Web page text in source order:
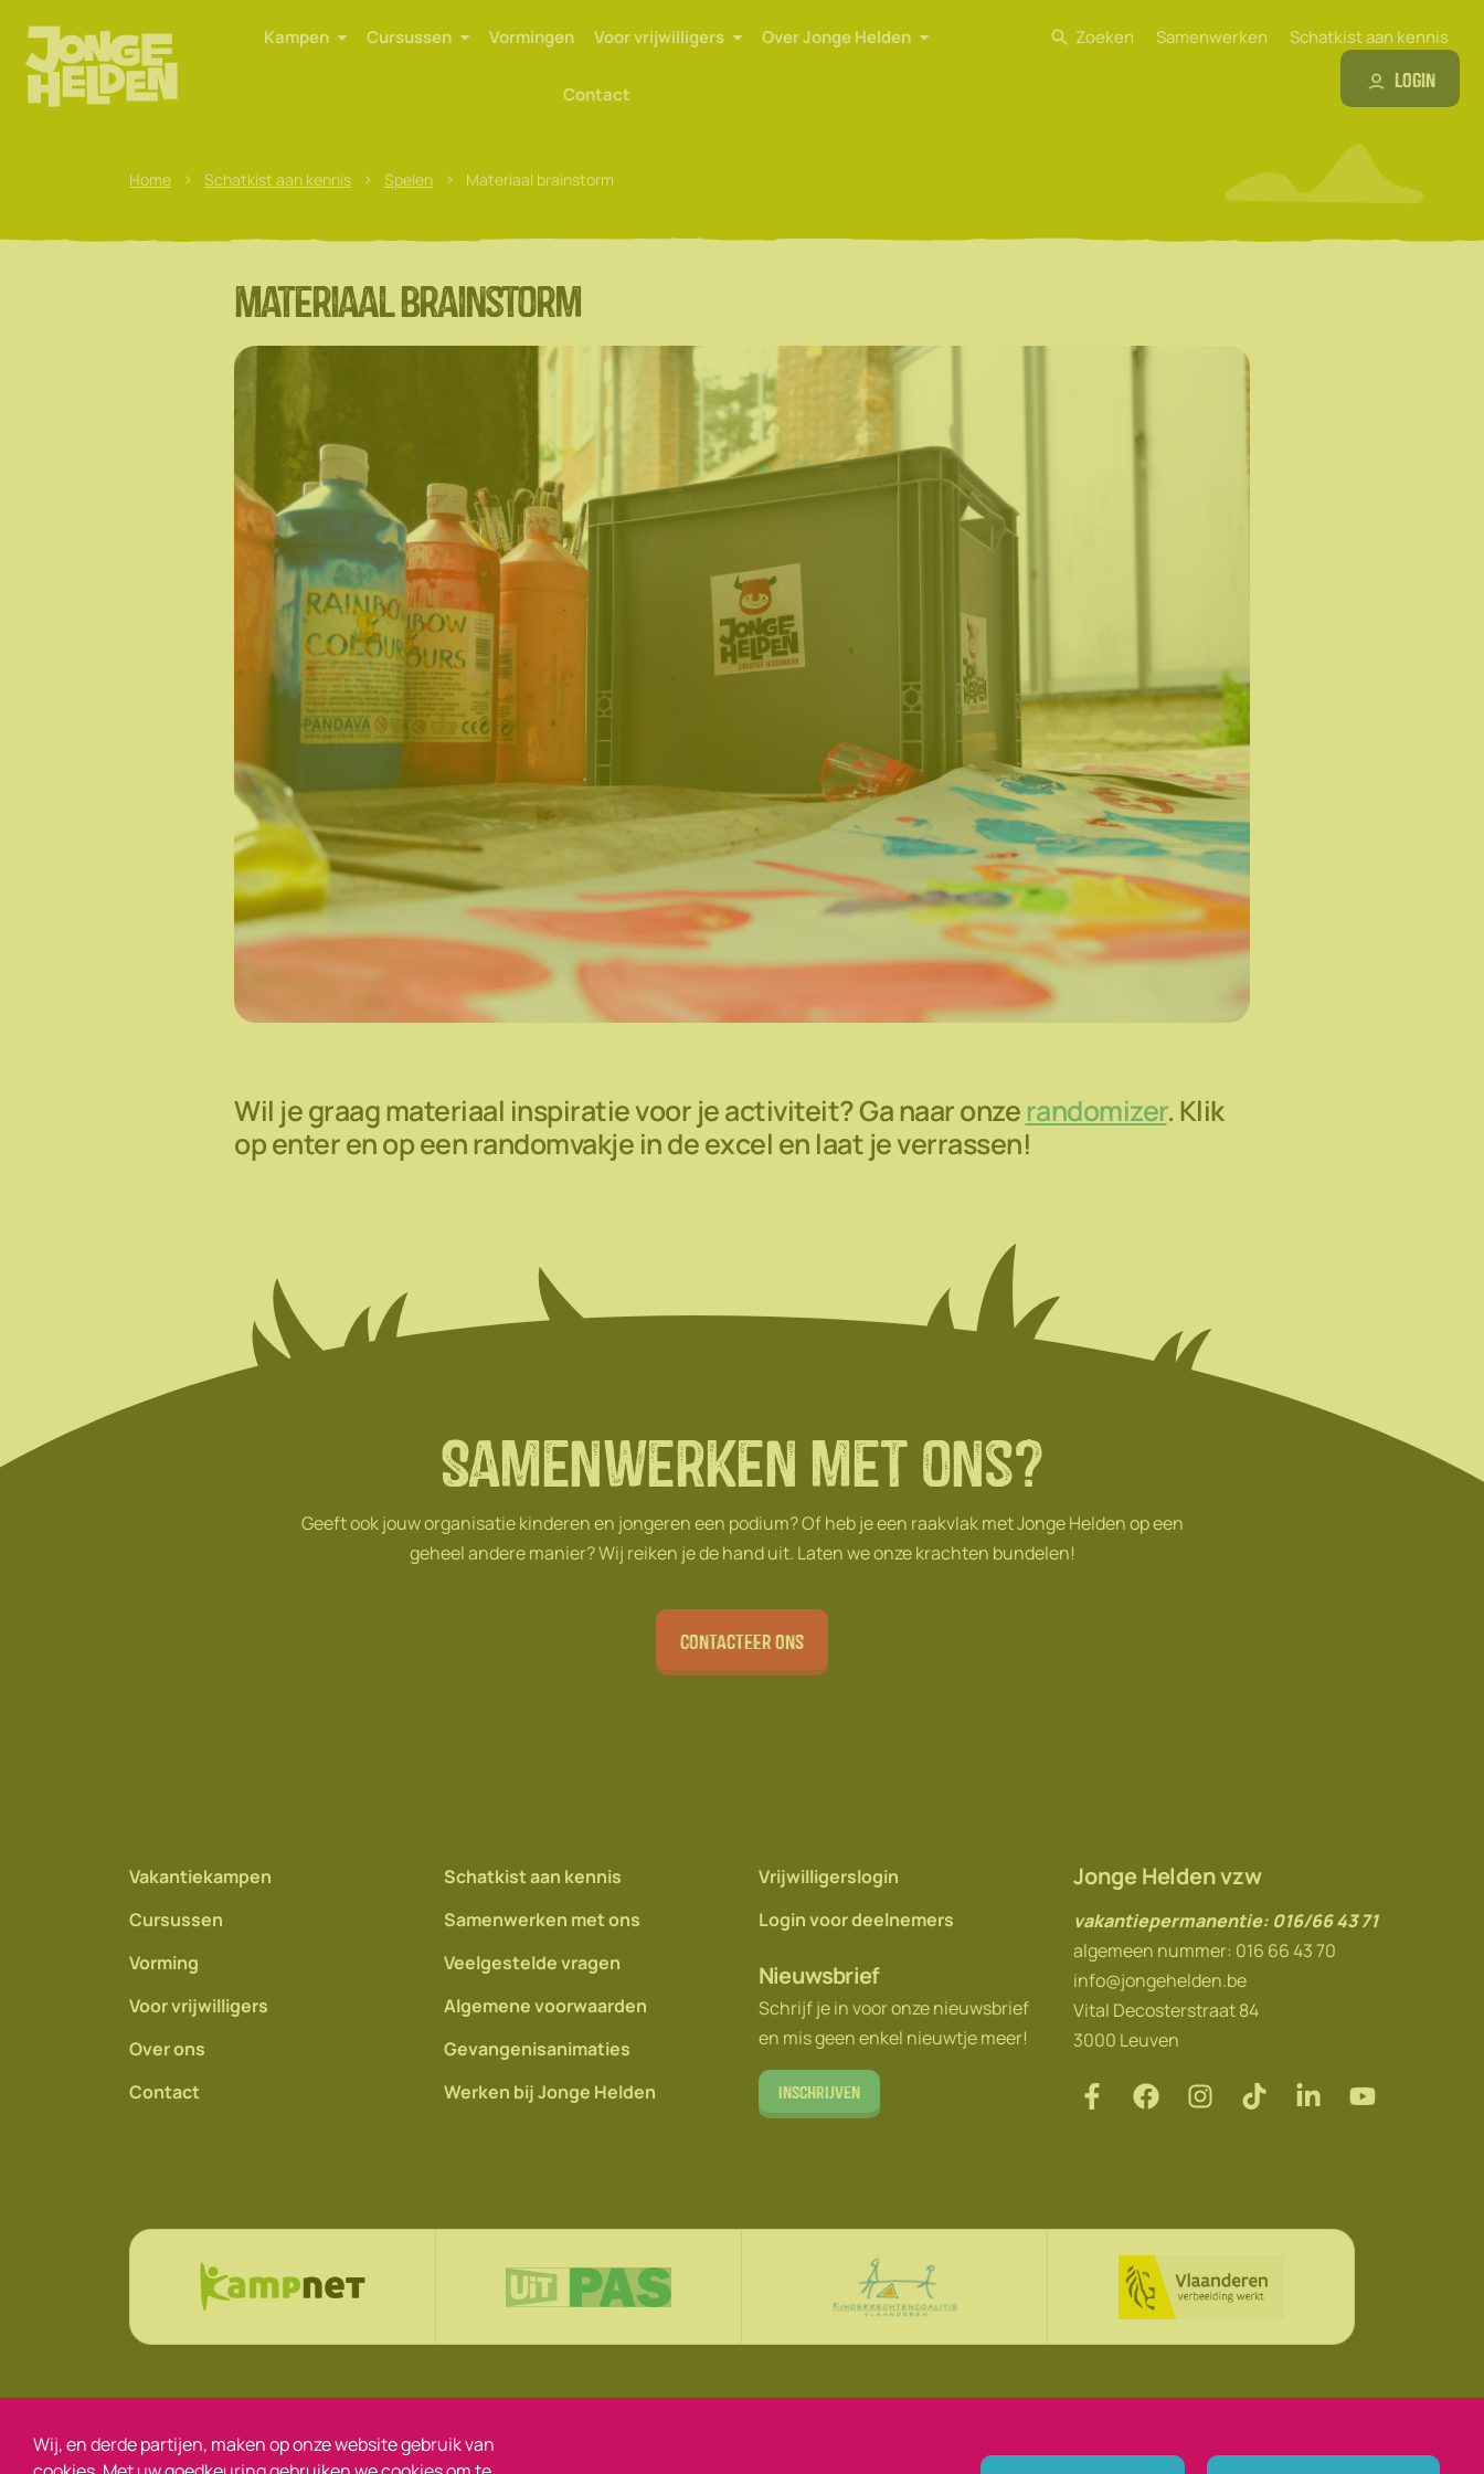
Kampen Cursussen Vormingen Voor vrijwilligers Over Jonge Helden
Contact
Zoeken Samenwerken Schatkist aan kennis
Login
Home > Schatkist aan kennis > Spelen > Materiaal brainstorm
Materiaal brainstorm
Wil je graag materiaal inspiratie voor je activiteit? Ga naar onzerandomizer. Klik
op enter en op een randomvakje in de excel en laat je verrassen!
Samenwerken met ons?
Geeft ook jouw organisatie kinderen en jongeren een podium? Of heb je een raakvlak met Jonge Helden op een
geheel andere manier? Wij reiken je de hand uit. Laten we onze krachten bundelen!
Contacteer ons
Vakantiekampen
Cursussen
Vorming
Voor vrijwilligers
Over ons
Contact
Schatkist aan kennis
Samenwerken met ons
Veelgestelde vragen
Algemene voorwaarden
Gevangenisanimaties
Werken bij Jonge Helden
Vrijwilligerslogin
Login voor deelnemers
Nieuwsbrief
Schrijf je in voor onze nieuwsbrief
en mis geen enkel nieuwtje meer!
Inschrijven
Jonge Helden vzw
vakantiepermanentie: 016/66 43 71
algemeen nummer: 016 66 43 70
info@jongehelden.be
Vital Decosterstraat 84
3000 Leuven
Wij, en derde partijen, maken op onze website gebruik van